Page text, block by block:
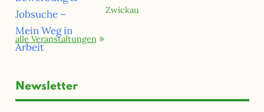
Zwickau
alle Veranstaltungen
Newsletter